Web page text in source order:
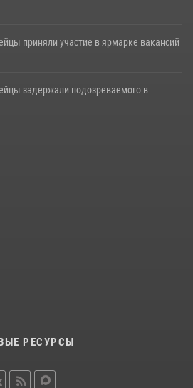
приняли участие в ярмарке вакансий
задержали подозреваемого в
РЕСУРСЫ